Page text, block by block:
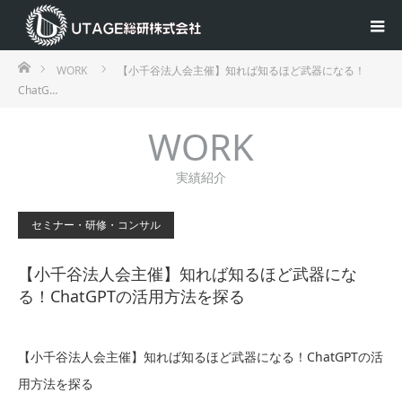
ホームWORK
【小千谷法人会主催】知れば知るほど武器になる！
ChatG…
WORK
実績紹介
セミナー・研修・コンサル
【小千谷法人会主催】知れば知るほど武器にな
る！ChatGPTの活用方法を探る
【小千谷法人会主催】知れば知るほど武器になる！ChatGPTの活
用方法を探る